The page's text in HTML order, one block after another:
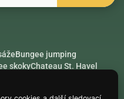
Bungee jumping
skokyChateau St. Havel
narozeninám
se na dárek